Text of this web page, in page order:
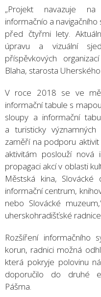
„Projekt navazuje
informačnío a
před čtyřmi lety.
úpravu a vizuální
příspěvkových
Blaha, starosta
V roce 2018 se ve
informační tabule s
sloupy a informační
a turisticky
zaměří na podporu
aktivitám poslouží nová
propagaci akcí v oblasti
Městská kina, Slovácké
informační centrum,
nebo Slovácké
uherskohradišťské
Rozšíření informačního
korun, radnici možná
která pokryje polovinu
doporučilo do druhé
Pášma.